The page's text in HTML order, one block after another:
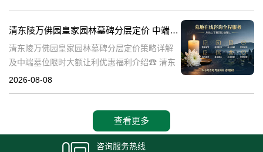
清东陵万佛园皇家园林墓碑分层定价 中端墓位限时大额让利详解及优惠福利
清东陵万佛园皇家园林墓碑分层定价策略详解
及中端墓位限时大额让利优惠福利介绍☎ 清东
陵万佛园电话:400-838-5063清东陵万佛园，作
2026-08-08
查看更多
咨询服务热线